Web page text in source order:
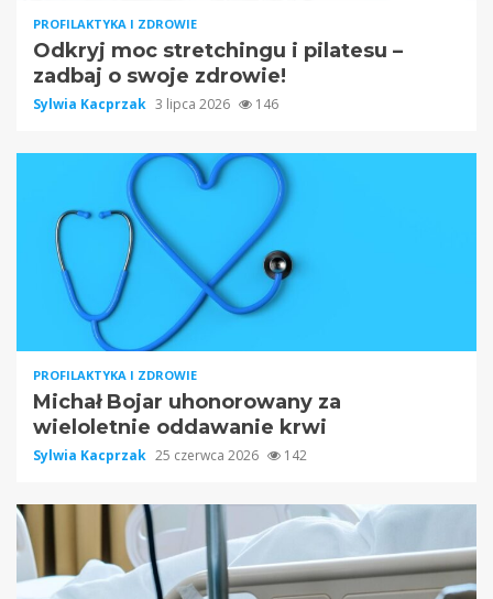
PROFILAKTYKA I ZDROWIE
Odkryj moc stretchingu i pilatesu –
zadbaj o swoje zdrowie!
Sylwia Kacprzak 3 lipca 2026 146
PROFILAKTYKA I ZDROWIE
Michał Bojar uhonorowany za
wieloletnie oddawanie krwi
Sylwia Kacprzak 25 czerwca 2026 142